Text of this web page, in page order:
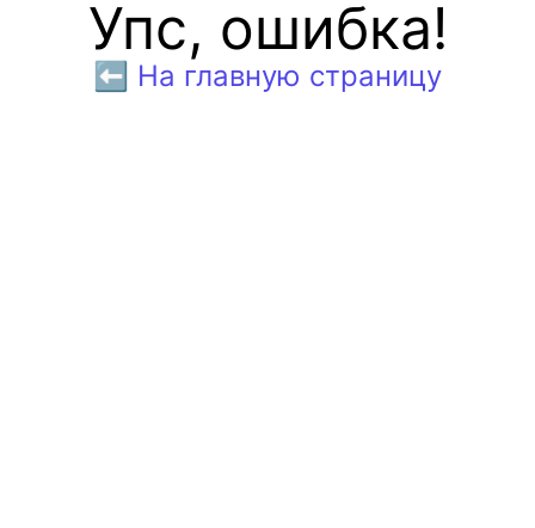
Упс, ошибка!
⬅️ На главную страницу